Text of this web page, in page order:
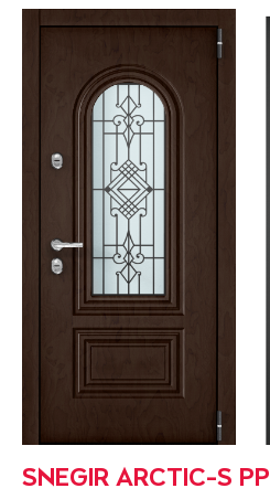
SNEGIR ARCTIC-S PP